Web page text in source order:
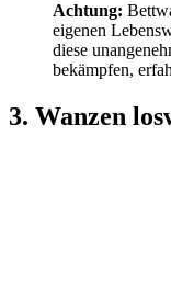
Achtung:
eigenen
diese
bekämpfen,
3. Wanzen